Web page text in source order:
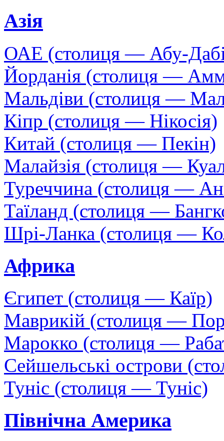
Азія
ОАЕ (столиця — Абу-
Йорданія (столиця —
Мальдіви (столиця —
Кіпр (столиця — Нікосія)
Китай (столиця — Пекін)
Малайзія (столиця —
Туреччина (столиця —
Таїланд (столиця —
Шрі-Ланка (столиця —
Африка
Єгипет (столиця — Каїр)
Маврикій (столиця —
Марокко (столиця —
Сейшельські острови
Туніс (столиця — Туніс)
Північна Америка